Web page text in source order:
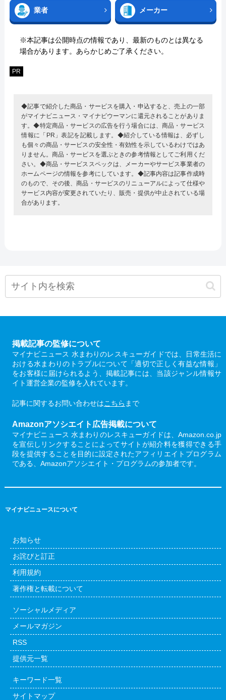
業者 メーカー
※本記事は公開時点の情報であり、最新のものとは異なる
場合があります。あらかじめご了承ください。
PR
◆記事で紹介した商品・サービスを購入・申込すると、売上の一部
がマイナビニュース・マイナビウーマンに還元されることがありま
す。◆特定商品・サービスの広告を行う場合には、商品・サービス
情報に「PR」表記を記載します。◆紹介している情報は、必ずし
も個々の商品・サービスの安全性・有効性を示しているわけではあ
りません。商品・サービスを選ぶときの参考情報としてご利用くだ
さい。◆商品・サービススペックは、メーカーやサービス事業者の
ホームページの情報を参考にしています。◆記事内容は記事作成時
のもので、その後、商品・サービスのリニューアルによって仕様や
サービス内容が変更されていたり、販売・提供が中止されている場
合があります。
掲載記事の監修について
マイナビニュース 水まわりのレスキューガイドでは、日常生活に
おける水まわりのトラブルについて「適切で正しく有益な情報」
をお客様に届けられるよう、掲載記事には、当該ジャンル情報サ
イト運営企業の監修を入れています。
記事に関するお問い合わせはこちら まで
Amazonアソシエイト広告掲載について
マイナビニュース 水まわりのレスキューガイドは、Amazon.co.jp
を宣伝しリンクすることによってサイトが紹介料を獲得できる手
段を提供することを目的に設定されたアフィリエイトプログラム
である、Amazonアソシエイト・プログラムの参加者です。
マイナビニュースについて
お知らせ
お詫びと訂正
利用規約
著作権と転載について
ソーシャルメディア
メールマガジン
RSS
提供元一覧
キーワード一覧
サイトマップ